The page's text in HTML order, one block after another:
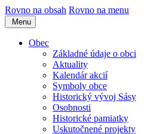
Rovno na obsah Rovno na menu
Menu
Obec
Základné údaje o obci
Aktuality
Kalendár akcií
Symboly obce
Historický vývoj Sásy
Osobnosti
Historické pamiatky
Uskutočnené projekty